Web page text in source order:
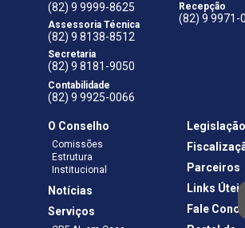
(82) 9 9999-8625
Assessoria Técnica
(82) 9 8138-8512
Secretaria
(82) 9 8181-9050
Contabilidade
(82) 9 9925-0066
Recepção
(82) 9 9971-
O Conselho
Comissões
Estrutura
Institucional
Notícias
Serviços
Legislação
Parceiros
Links Úteis
Fale